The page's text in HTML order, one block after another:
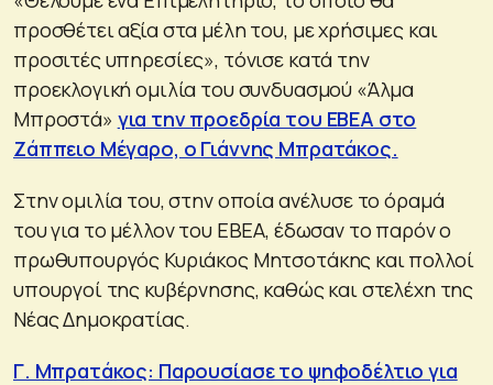
προσθέτει αξία στα μέλη του, με χρήσιμες και
προσιτές υπηρεσίες», τόνισε κατά την
προεκλογική ομιλία του συνδυασμού «Άλμα
Μπροστά» για την προεδρία του ΕΒΕΑ στο
Ζάππειο Μέγαρο, ο Γιάννης Μπρατάκος.
Στην ομιλία του, στην οποία ανέλυσε το όραμά
του για το μέλλον του ΕΒΕΑ, έδωσαν το παρόν ο
πρωθυπουργός Κυριάκος Μητσοτάκης και πολλοί
υπουργοί της κυβέρνησης, καθώς και στελέχη της
Νέας Δημοκρατίας.
Γ. Μπρατάκος: Παρουσίασε το ψηφοδέλτιο για